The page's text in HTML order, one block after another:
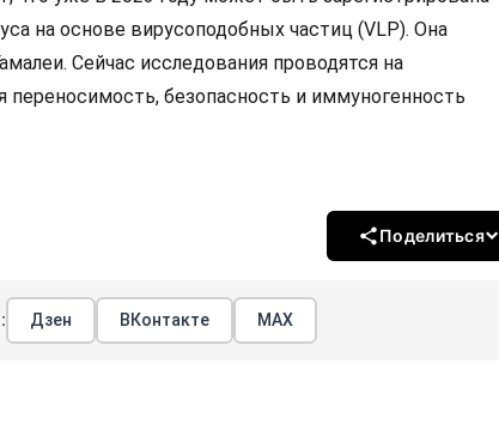
на основе вирусоподобных частиц (VLP). Она
Сейчас исследования проводятся на
переносимость, безопасность и иммуногенность
Поделиться
Дзен ВКонтакте МАХ